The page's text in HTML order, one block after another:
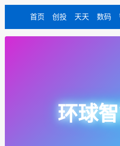
首页 创投 天天 数码
环球